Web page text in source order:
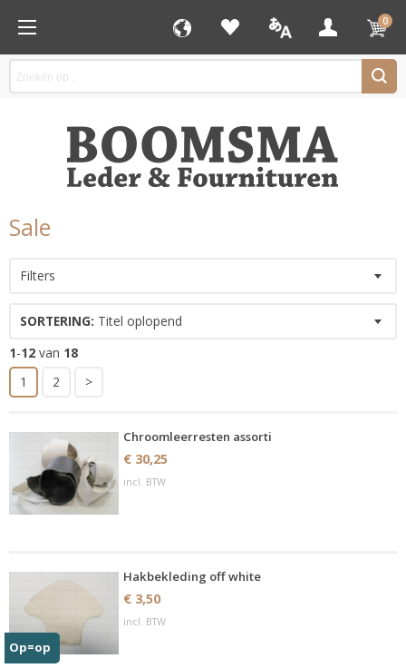
0
Sale
Filters
SORTERING: Titel oplopend
1-12 van 18
1
2 >
Chroomleerresten assorti
€ 30,25
incl. BTW
Op=op
Hakbekleding off white
€ 3,50
incl. BTW